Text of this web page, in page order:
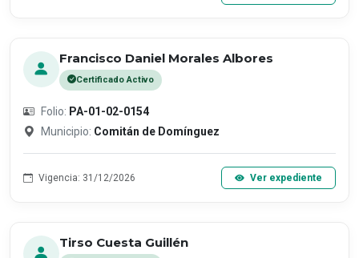
Francisco Daniel Morales Albores
Certificado Activo
Folio: PA-01-02-0154
Municipio: Comitán de Domínguez
Vigencia: 31/12/2026 Ver expediente
Tirso Cuesta Guillén